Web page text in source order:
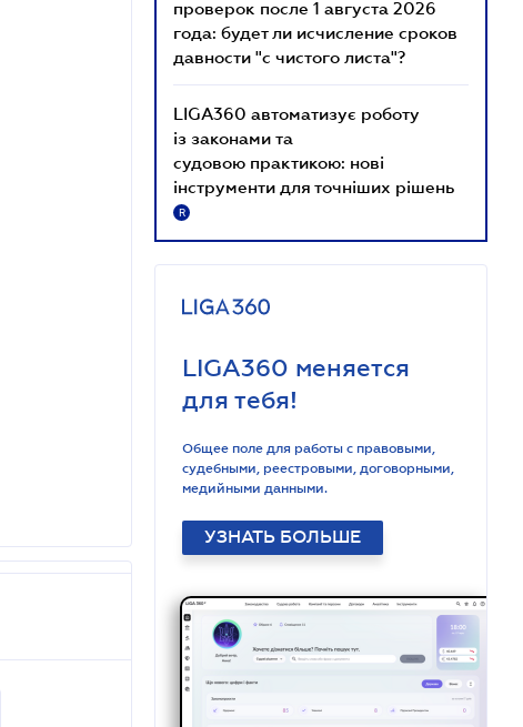
проверок после 1 августа 2026
года: будет ли исчисление сроков
давности "с чистого листа"?
LIGA360 автоматизує роботу
із законами та
судовою практикою: нові
інструменти для точніших рішень
R
LIGA360 меняется
для тебя!
Общее поле для работы с правовыми,
судебными, реестровыми, договорными,
медийными данными.
УЗНАТЬ БОЛЬШЕ